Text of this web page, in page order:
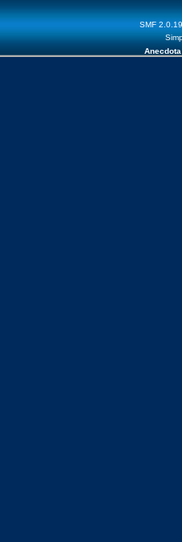
SMF 2.0.19
Anecdota